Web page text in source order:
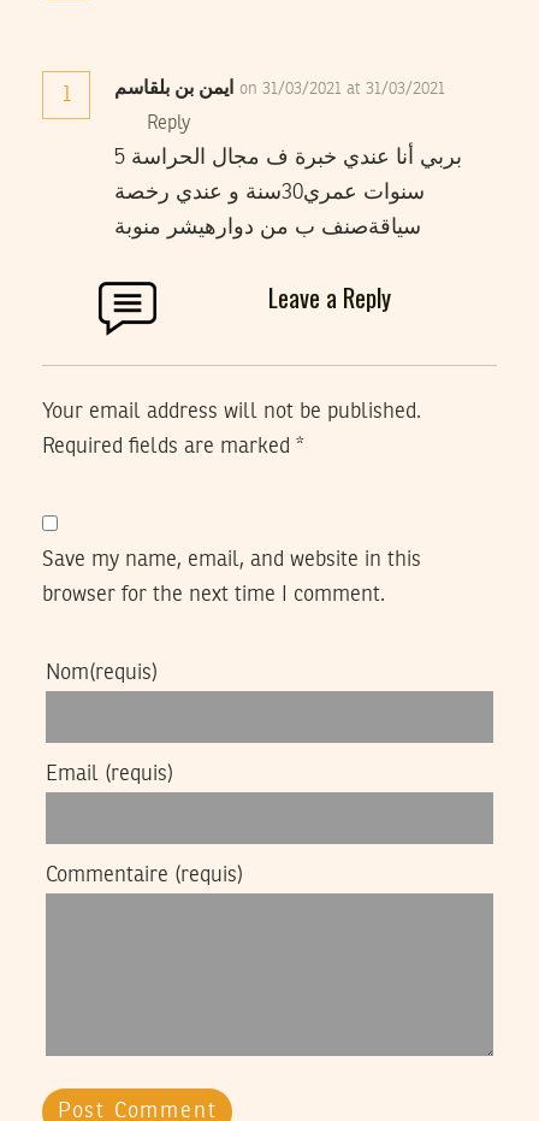
1 ايمن بن بلقاسم on 31/03/2021 at 31/03/2021
Reply
بربي أنا عندي خبرة ف مجال الحراسة 5
سنوات عمري30سنة و عندي رخصة
سياقةصنف ب من دوارهيشر منوبة
Leave a Reply
Your email address will not be published.
Required fields are marked *
Save my name, email, and website in this
browser for the next time I comment.
Nom(requis)
Email (requis)
Commentaire (requis)